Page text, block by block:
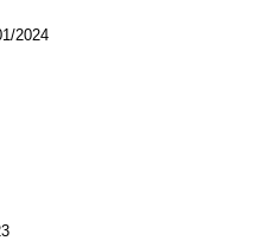
2024